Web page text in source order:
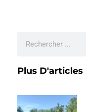
Plus D'articles